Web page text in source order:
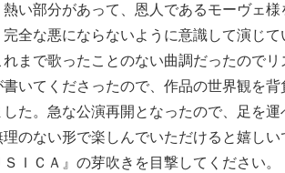
熱い部分があって、恩人であるモーヴェ
完全な悪にならないように意識して演じ
れまで歌ったことのない曲調だったので
書いてくださったので、作品の世界観を
した。急な公演再開となったので、足を
理のない形で楽しんでいただけると嬉し
ＳＩＣＡ』の芽吹きを目撃してください。